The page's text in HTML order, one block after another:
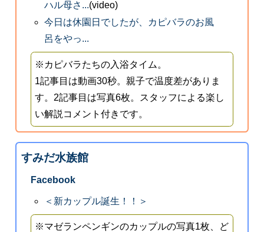
ハル母さ...(video)
今日は休園日でしたが、カピバラのお風
呂をやっ...
※カピバラたちの入浴タイム。
1記事目は動画30秒。親子で温度差がありま
す。2記事目は写真6枚。スタッフによる楽し
い解説コメント付きです。
すみだ水族館
Facebook
＜新カップル誕生！！＞
※マゼランペンギンのカップルの写真1枚、ど